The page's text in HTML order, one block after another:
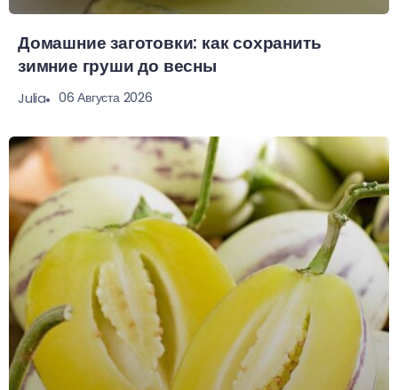
Домашние заготовки: как сохранить
зимние груши до весны
Julia 06 Августа 2026